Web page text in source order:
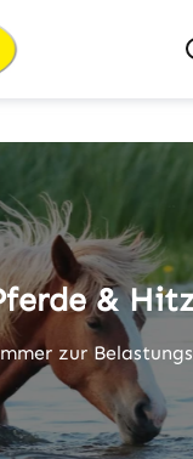
&
zur